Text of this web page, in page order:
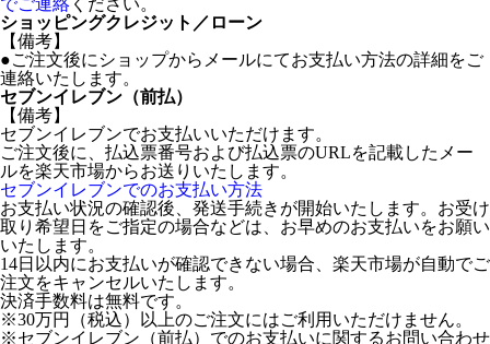
でご連絡 ください。
ショッピングクレジット／ローン
【備考】
●ご注文後にショップからメールにてお支払い方法の詳細をご
連絡いたします。
セブンイレブン（前払）
【備考】
セブンイレブンでお支払いいただけます。
ご注文後に、払込票番号および払込票のURLを記載したメー
ルを楽天市場からお送りいたします。
セブンイレブンでのお支払い方法
お支払い状況の確認後、発送手続きが開始いたします。お受け
取り希望日をご指定の場合などは、お早めのお支払いをお願い
いたします。
14日以内にお支払いが確認できない場合、楽天市場が自動でご
注文をキャンセルいたします。
決済手数料は無料です。
※30万円（税込）以上のご注文にはご利用いただけません。
※セブンイレブン（前払）でのお支払いに関するお問い合わせ